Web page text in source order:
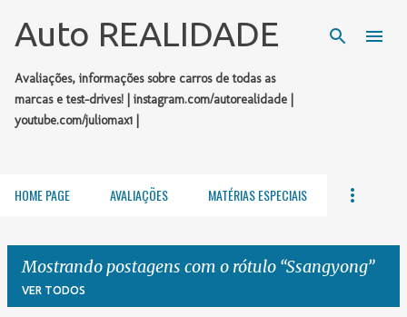
Pular para o conteúdo principal
Auto REALIDADE
Avaliações, informações sobre carros de todas as
marcas e test-drives! | instagram.com/autorealidade |
youtube.com/juliomax1 |
HOME PAGE AVALIAÇÕES MATÉRIAS ESPECIAIS
Mostrando postagens com o rótulo Ssangyong
VER TODOS